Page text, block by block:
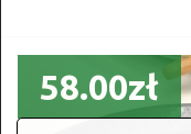
58.00zł